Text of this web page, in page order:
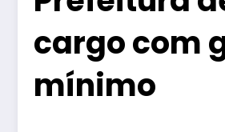
cargo com
mínimo